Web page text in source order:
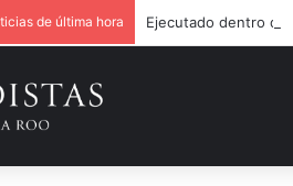
de última hora Ejecutado dentro de